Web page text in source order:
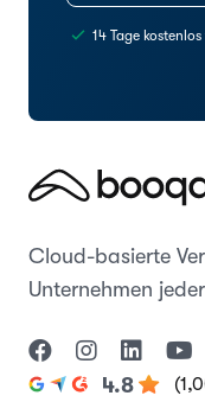
14 Tage kostenlos
Cloud-basierte
Unternehmen
4.8